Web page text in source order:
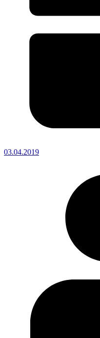
03.04.2019